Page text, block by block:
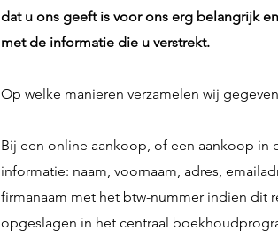
dat u ons geeft is voor ons erg belangrijk
met de informatie die u verstrekt.
Op welke manieren verzamelen wij
Bij een online aankoop, of een aankoop in
informatie: naam, voornaam, adres,
firmanaam met het btw-nummer indien dit
opgeslagen in het centraal